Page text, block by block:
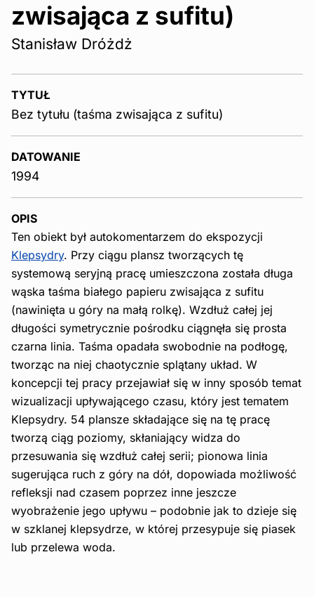
zwisająca z sufitu)
Stanisław Dróżdż
TYTUŁ
Bez tytułu (taśma zwisająca z sufitu)
DATOWANIE
1994
OPIS
Ten obiekt był autokomentarzem do ekspozycji
Klepsydry. Przy ciągu plansz tworzących tę
systemową seryjną pracę umieszczona została długa
wąska taśma białego papieru zwisająca z sufitu
(nawinięta u góry na małą rolkę). Wzdłuż całej jej
długości symetrycznie pośrodku ciągnęła się prosta
czarna linia. Taśma opadała swobodnie na podłogę,
tworząc na niej chaotycznie splątany układ. W
koncepcji tej pracy przejawiał się w inny sposób temat
wizualizacji upływającego czasu, który jest tematem
Klepsydry. 54 plansze składające się na tę pracę
tworzą ciąg poziomy, skłaniający widza do
przesuwania się wzdłuż całej serii; pionowa linia
sugerująca ruch z góry na dół, dopowiada możliwość
refleksji nad czasem poprzez inne jeszcze
wyobrażenie jego upływu – podobnie jak to dzieje się
w szklanej klepsydrze, w której przesypuje się piasek
lub przelewa woda.